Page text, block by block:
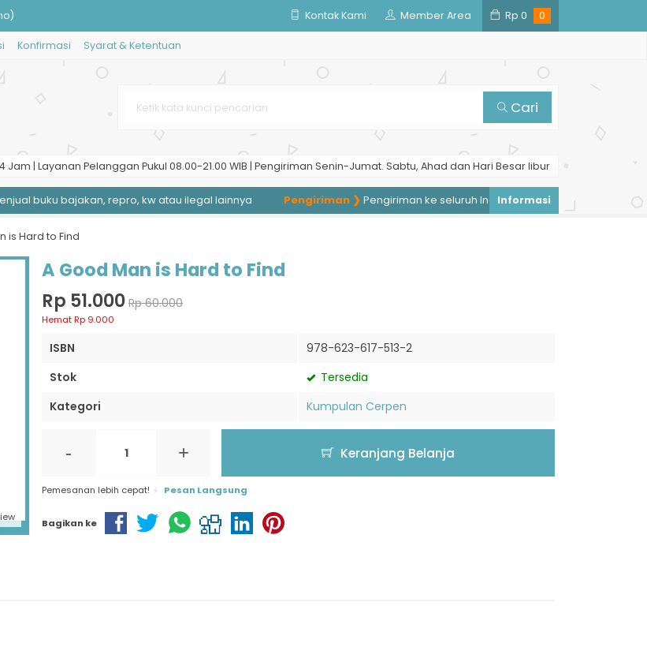
Fantasmago
Java GUI denga
Kontak Kami Member Area Rp 0 0
Konfirmasi Syarat & Ketentuan
Cari
Jam | Layanan Pelanggan Pukul 08.00-21.00 WIB | Pengiriman Senin-Jumat. Sabtu, Ahad dan Hari Besar libur
buku bajakan, repro, kw atau ilegal lainnya Pengiriman ❯Pengiriman ke seluruh Indonesia, pengiriman ke luar
is Hard to Find
A Good Man is Hard to Find
Rp 51.000 Rp 60.000
Hemat Rp 9.000
ISBN
978-623-617-513-2
Stok
Tersedia
Kategori
Kumpulan Cerpen
- + Keranjang Belanja
Pemesanan lebih cepat! Pesan Langsung
Bagikan ke